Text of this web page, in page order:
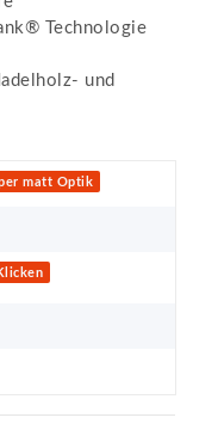
Technologie
und
matt Optik